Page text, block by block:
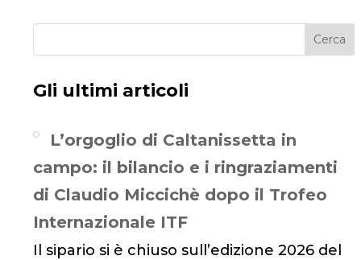
Cerca
Gli ultimi articoli
L’orgoglio di Caltanissetta in
campo: il bilancio e i ringraziamenti
di Claudio Miccichè dopo il Trofeo
Internazionale ITF
Il sipario si è chiuso sull’edizione 2026 del